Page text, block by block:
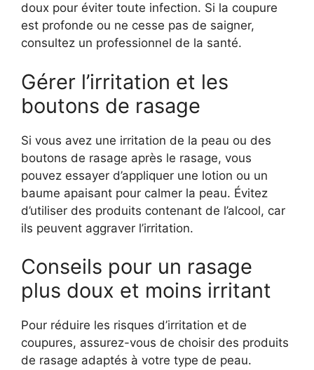
doux pour éviter toute infection. Si la coupure
est profonde ou ne cesse pas de saigner,
consultez un professionnel de la santé.
Gérer l’irritation et les
boutons de rasage
Si vous avez une irritation de la peau ou des
boutons de rasage après le rasage, vous
pouvez essayer d’appliquer une lotion ou un
baume apaisant pour calmer la peau. Évitez
d’utiliser des produits contenant de l’alcool, car
ils peuvent aggraver l’irritation.
Conseils pour un rasage
plus doux et moins irritant
Pour réduire les risques d’irritation et de
coupures, assurez-vous de choisir des produits
de rasage adaptés à votre type de peau.